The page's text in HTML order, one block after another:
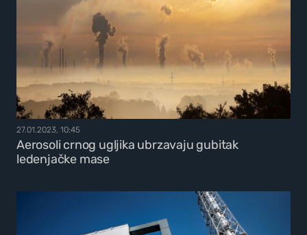
27.01.2023, 10:45
Aerosoli crnog ugljika ubrzavaju gubitak
ledenjačke mase